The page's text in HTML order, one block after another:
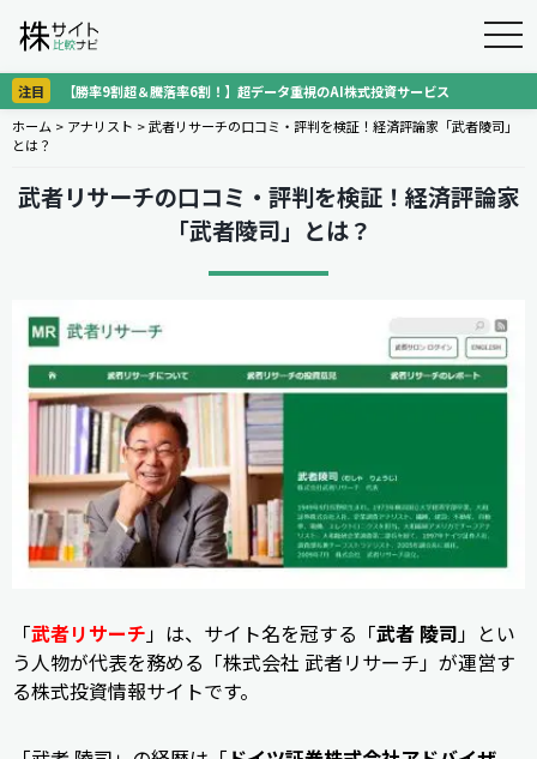
注目
【勝率9割超＆騰落率6割！】超データ重視のAI株式投資サービス
ホーム > アナリスト >武者リサーチの口コミ・評判を検証！経済評論家「武者陵司」
とは？
武者リサーチの口コミ・評判を検証！経済評論家
「武者陵司」とは？
「武者リサーチ 」は、サイト名を冠する「武者 陵司 」とい
う人物が代表を務める「株式会社 武者リサーチ」が運営す
る株式投資情報サイトです。